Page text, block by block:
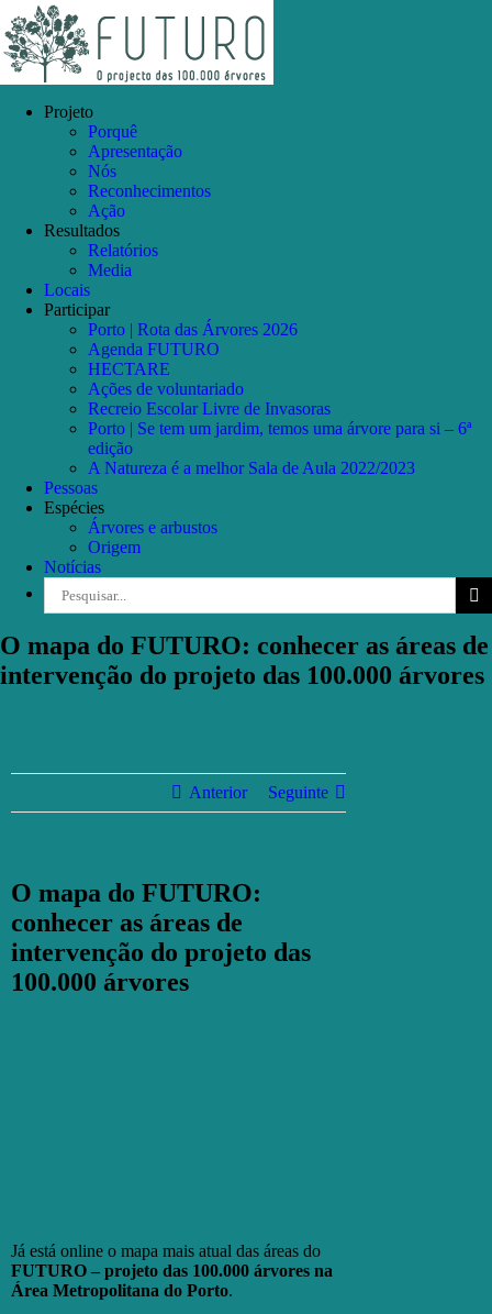
to
content
Facebook
Instagram
YouTube
Projeto
Porquê
Apresentação
Nós
Reconhecimentos
Ação
Resultados
Relatórios
Media
Locais
Participar
Porto | Rota das Árvores 2026
Agenda FUTURO
HECTARE
Ações de voluntariado
Recreio Escolar Livre de Invasoras
Porto | Se tem um jardim, temos uma árvore para si – 6ª
edição
A Natureza é a melhor Sala de Aula 2022/2023
Pessoas
Espécies
Árvores e arbustos
Origem
Notícias
O mapa do FUTURO: conhecer as áreas de
intervenção do projeto das 100.000 árvores
Anterior Seguinte
O mapa do FUTURO:
conhecer as áreas de
intervenção do projeto das
100.000 árvores
Já está online o mapa mais atual das áreas do
FUTURO – projeto das 100.000 árvores na
Área Metropolitana do Porto.